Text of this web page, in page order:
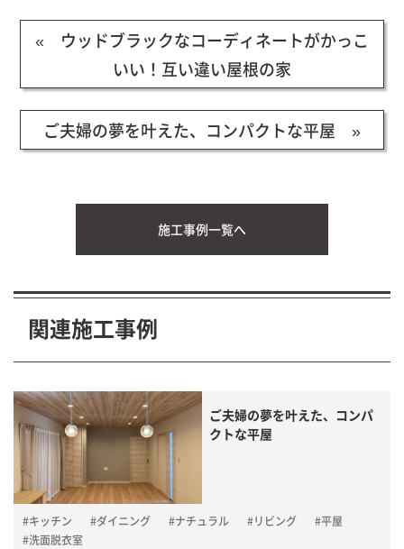
« ウッドブラックなコーディネートがかっこ
いい！互い違い屋根の家
ご夫婦の夢を叶えた、コンパクトな平屋 »
施工事例一覧へ
関連施工事例
ご夫婦の夢を叶えた、コンパ
クトな平屋
#キッチン #ダイニング #ナチュラル #リビング
#平屋
#洗面脱衣室